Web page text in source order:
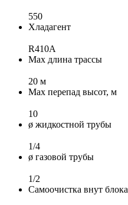
550
Хладагент
R410A
Max длина трассы
20 м
Max перепад высот, м
10
ø жидкостной трубы
1/4
ø газовой трубы
1/2
Самоочистка внут блока